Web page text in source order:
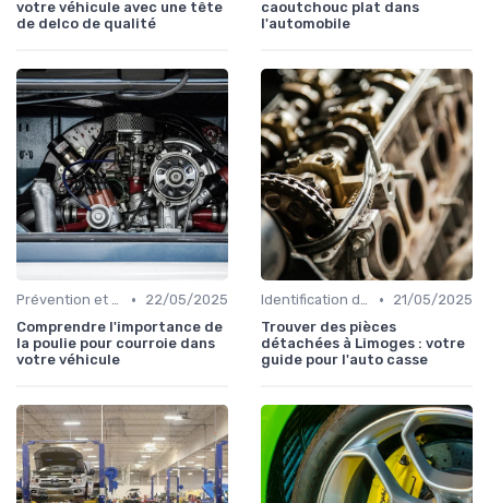
votre véhicule avec une tête
de delco de qualité
caoutchouc plat dans
l'automobile
Prévention et Diagnostic des Pannes •
22/05/2025
Comprendre l'importance de
la poulie pour courroie dans
votre véhicule
Identification de la Pièce Nécessaire •
21/05/2025
Trouver des pièces
détachées à Limoges : votre
guide pour l'auto casse